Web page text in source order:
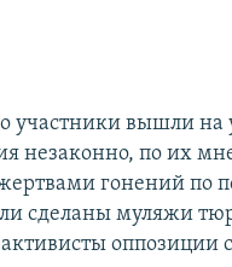
участники вышли на
незаконно, по их
гонений по
сделаны муляжи
оппозиции